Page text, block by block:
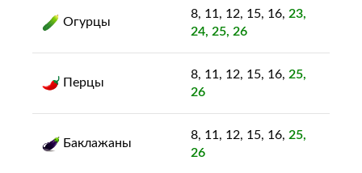
Огурцы
8, 11, 12, 15, 16, 23,
24, 25, 26
Перцы
8, 11, 12, 15, 16, 25,
26
Баклажаны
8, 11, 12, 15, 16, 25,
26